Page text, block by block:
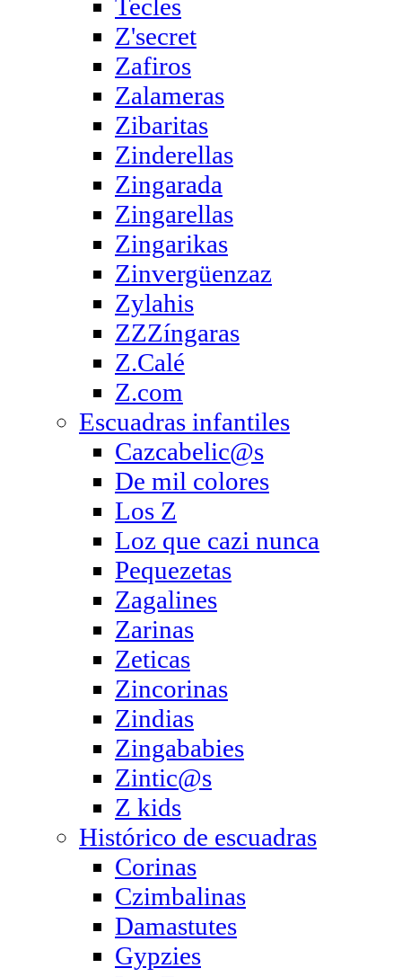
Tecles
Z'secret
Zafiros
Zalameras
Zibaritas
Zinderellas
Zingarada
Zingarellas
Zingarikas
Zinvergüenzaz
Zylahis
ZZZíngaras
Z.Calé
Z.com
Escuadras infantiles
Cazcabelic@s
De mil colores
Los Z
Loz que cazi nunca
Pequezetas
Zagalines
Zarinas
Zeticas
Zincorinas
Zindias
Zingababies
Zintic@s
Z kids
Histórico de escuadras
Corinas
Czimbalinas
Damastutes
Gypzies